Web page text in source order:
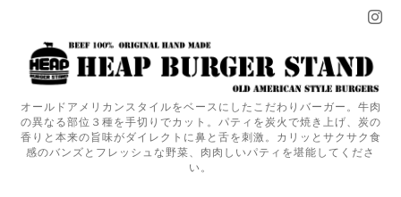
オールドアメリカンスタイルをベースにしたこだわりバーガー。牛肉
の異なる部位３種を手切りでカット。パティを炭火で焼き上げ、炭の
香りと本来の旨味がダイレクトに鼻と舌を刺激。カリッとサクサク食
感のバンズとフレッシュな野菜、肉肉しいパティを堪能してくださ
い。